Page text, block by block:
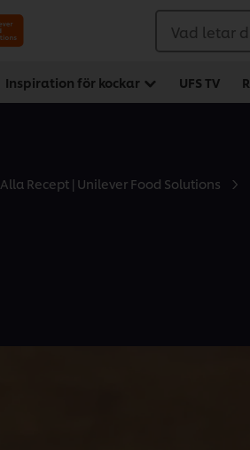
Vad letar
Inspiration för kockar UFS TV
Alla Recept | Unilever Food Solutions